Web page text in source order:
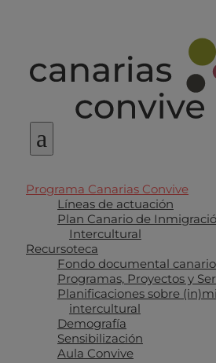
a
Programa Canarias Convive
Líneas de actuación
Plan Canario de
Intercultural
Recursoteca
Fondo documental canario
Programas, Proyectos y
Planificaciones sobre
intercultural
Demografía
Sensibilización
Aula Convive